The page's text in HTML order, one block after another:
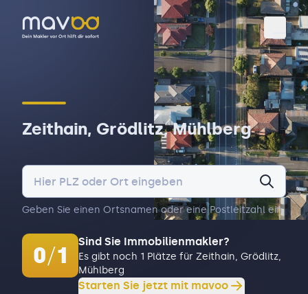
Zeithain, Grödlitz, Mühlberg
Geben Sie einen Ortsnamen oder eine Postleitzahl ein.
0/1
Sind Sie Immobilienmakler?
Es gibt noch 1 Plätze für Zeithain, Grödlitz,
Mühlberg
Starten Sie jetzt mit mavoo